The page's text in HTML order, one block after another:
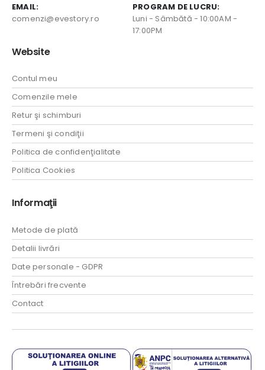
EMAIL:
comenzi@evestory.ro
PROGRAM DE LUCRU:
Luni - Sâmbătă - 10:00AM -
17:00PM
Website
Contul meu
Comenzile mele
Retur şi schimburi
Termeni şi condiţii
Politica de confidenţialitate
Politica Cookies
Informaţii
Metode de plată
Detalii livrări
Date personale - GDPR
Întrebări frecvente
Contact